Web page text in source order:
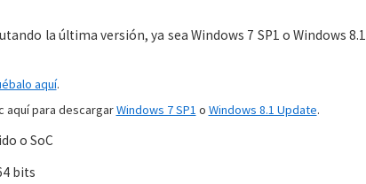
la última versión, ya sea Windows 7 SP1 o Windows 8.1
aquí.
aquí para descargarWindows 7 SP1 o Windows 8.1 Update.
o SoC
bits